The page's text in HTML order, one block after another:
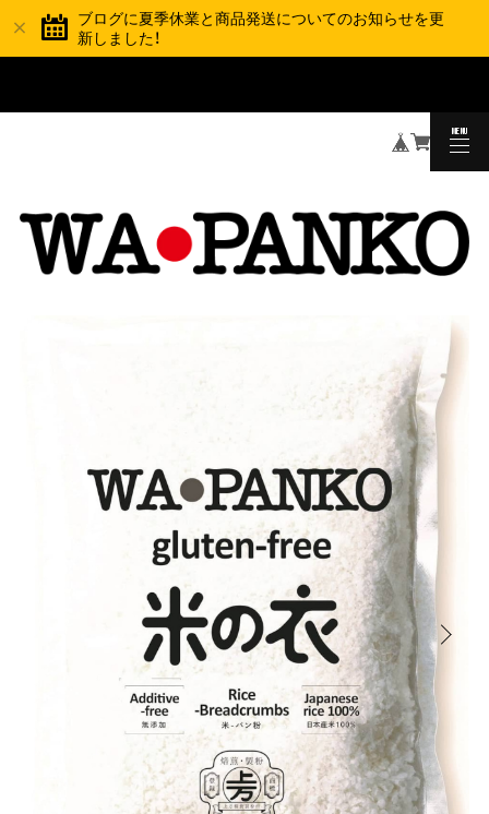
ブログに夏季休業と商品発送についてのお知らせを更
新しました！
MENU
CLOSE